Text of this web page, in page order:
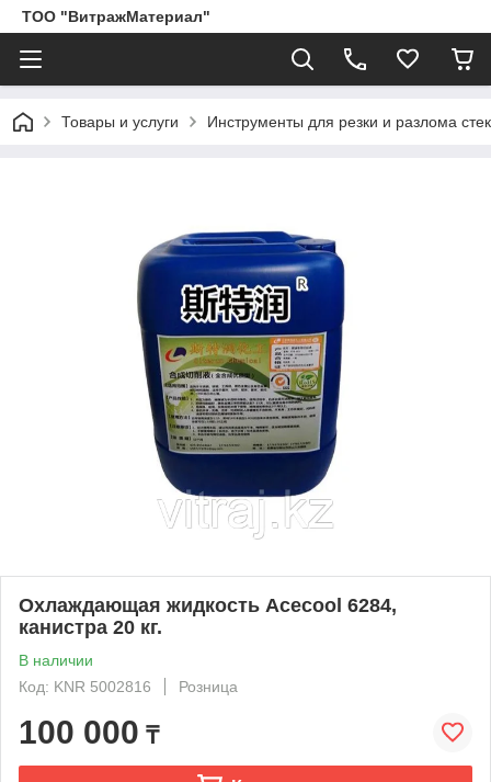
ТОО "ВитражМатериал"
Товары и услуги Инструменты для резки и разлома
Охлаждающая жидкость Acecool 6284,
канистра 20 кг.
В наличии
Код: KNR 5002816
Розница
100 000 ₸